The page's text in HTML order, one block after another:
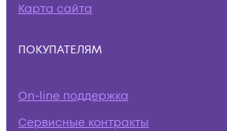
Карта сайта
ПОКУПАТЕЛЯМ
On-line поддержка
Сервисные контракты